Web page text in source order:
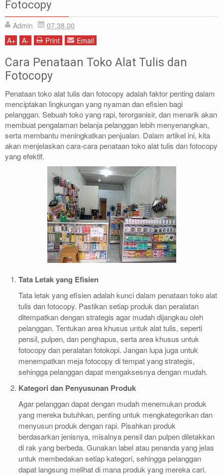
Fotocopy
Admin
07.38.00
A+ A- Print Email
Cara Penataan Toko Alat Tulis dan
Fotocopy
Penataan toko alat tulis dan fotocopy adalah faktor penting dalam
menciptakan lingkungan yang nyaman dan efisien bagi
pelanggan. Sebuah toko yang rapi, terorganisir, dan menarik akan
membuat pengalaman belanja pelanggan lebih menyenangkan,
serta membantu meningkatkan penjualan. Dalam artikel ini, kita
akan menjelaskan cara-cara penataan toko alat tulis dan fotocopy
yang efektif.
Tata Letak yang Efisien
Tata letak yang efisien adalah kunci dalam penataan toko alat
tulis dan fotocopy. Pastikan setiap produk dan peralatan
ditempatkan dengan strategis agar mudah dijangkau oleh
pelanggan. Tentukan area khusus untuk alat tulis, seperti
pensil, pulpen, dan penghapus, serta area khusus untuk
fotocopy dan peralatan fotokopi. Jangan lupa juga untuk
menempatkan meja fotocopy di tempat yang strategis,
sehingga pelanggan dapat mengaksesnya dengan mudah.
Kategori dan Penyusunan Produk
Agar pelanggan dapat dengan mudah menemukan produk
yang mereka butuhkan, penting untuk mengkategorikan dan
menyusun produk dengan rapi. Pisahkan produk
berdasarkan jenisnya, misalnya pensil dan pulpen diletakkan
di rak yang berbeda. Gunakan label atau penanda yang jelas
untuk membedakan setiap kategori, sehingga pelanggan
dapat langsung melihat di mana produk yang mereka cari.